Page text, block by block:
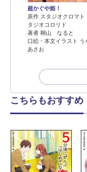
超かぐや姫！
原作 スタジオクロマト
タジオコロリド
著者 桐山 なると
口絵・本文イラスト う
あさお
こちらもおすすめ